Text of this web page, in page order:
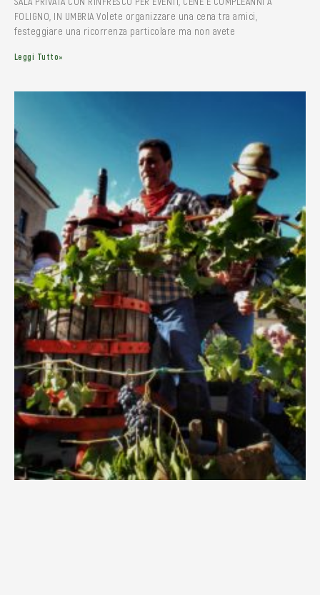
FOLIGNO, IN UMBRIA Volete organizzare una cena tra amici,
festeggiare una ricorrenza particolare ma non avete
Leggi Tutto»